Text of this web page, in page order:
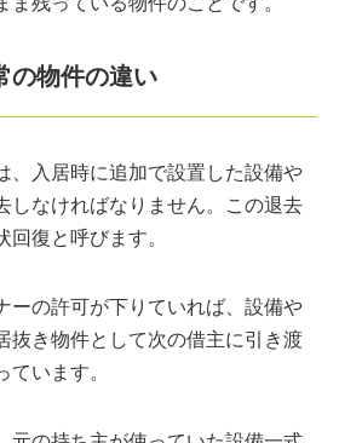
の物件の違い
、入居時に追加で設置した設備や
しなければなりません。この退去
回復と呼びます。
ーの許可が下りていれば、設備や
抜き物件として次の借主に引き渡
ています。